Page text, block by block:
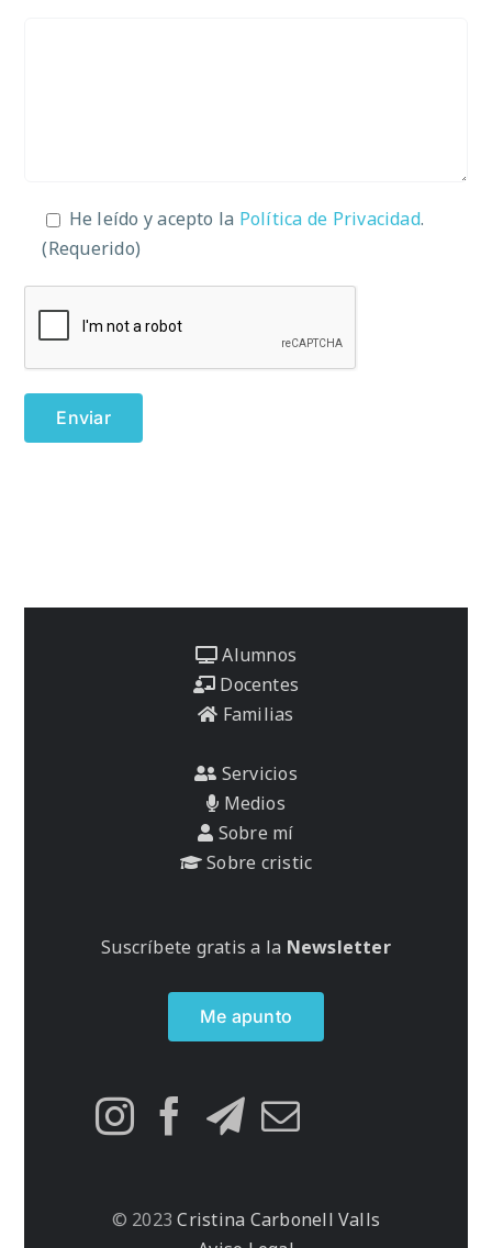
He leído y acepto la Política de Privacidad.
(Requerido)
Alumnos
Docentes
Familias
Servicios
Medios
Sobre mí
Sobre cristic
Suscríbete gratis a la Newsletter
Me apunto
© 2023 Cristina Carbonell Valls